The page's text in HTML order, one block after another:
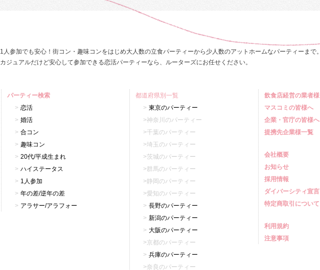
1人参加でも安心！街コン・趣味コンをはじめ大人数の立食パーティーから少人数のアットホームなパーティーまで。
カジュアルだけど安心して参加できる恋活パーティーなら、ルーターズにお任せください。
パーティー検索
恋活
婚活
合コン
趣味コン
20代/平成生まれ
ハイステータス
1人参加
年の差/逆年の差
アラサー/アラフォー
都道府県別一覧
東京のパーティー
神奈川のパーティー
千葉のパーティー
埼玉のパーティー
茨城のパーティー
群馬のパーティー
静岡のパーティー
愛知のパーティー
長野のパーティー
新潟のパーティー
大阪のパーティー
京都のパーティー
兵庫のパーティー
奈良のパーティー
飲食店経営の業者様
マスコミの皆様へ
企業・官庁の皆様へ
提携先企業様一覧
会社概要
お知らせ
採用情報
ダイバーシティ宣言
特定商取引について
利用規約
注意事項